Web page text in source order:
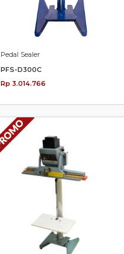
Pedal Sealer
PFS-D300C
Rp 3.014.766